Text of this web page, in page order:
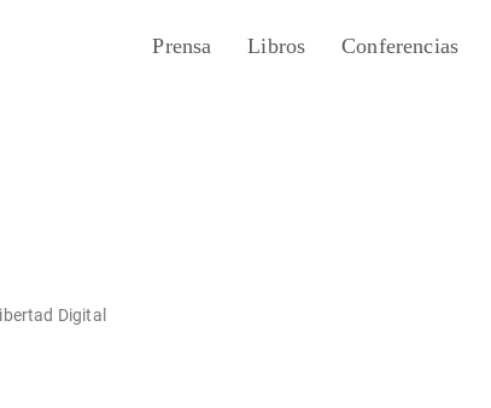
Prensa Libros Conferencias
Digital